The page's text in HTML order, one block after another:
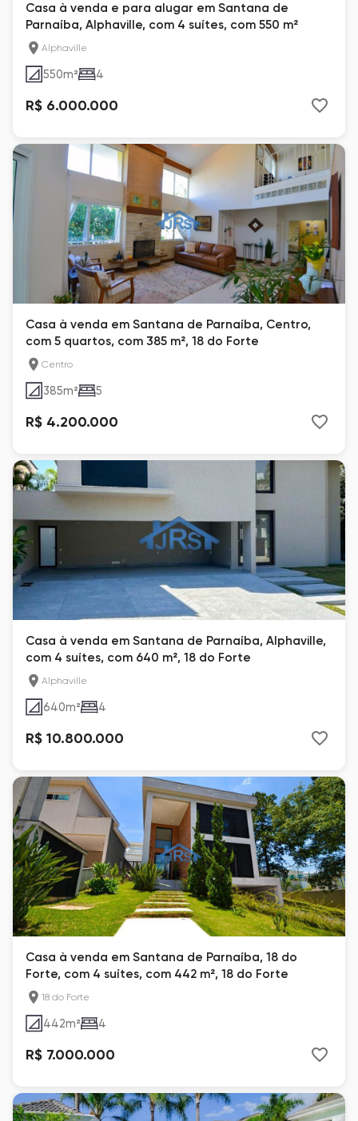
Casa à venda e para alugar em Santana de
Parnaíba, Alphaville, com 4 suítes, com 550 m²
Alphaville
550m² 4
R$ 6.000.000
Casa à venda em Santana de Parnaíba, Centro,
com 5 quartos, com 385 m², 18 do Forte
Centro
385m² 5
R$ 4.200.000
Casa à venda em Santana de Parnaíba, Alphaville,
com 4 suítes, com 640 m², 18 do Forte
Alphaville
640m² 4
R$ 10.800.000
Casa à venda em Santana de Parnaíba, 18 do
Forte, com 4 suítes, com 442 m², 18 do Forte
18 do Forte
442m² 4
R$ 7.000.000